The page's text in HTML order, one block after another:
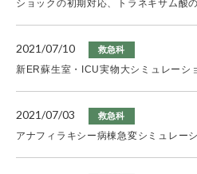
ショックの初期対応、トラネキサム酸
2021/07/10 救急科
新ER蘇生室・ICU実物大シミュレーシ
2021/07/03 救急科
アナフィラキシー病棟急変シミュレー